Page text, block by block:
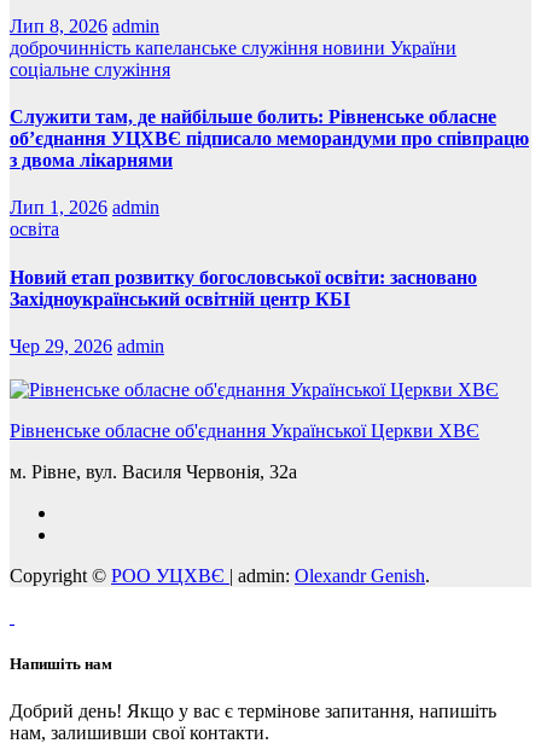
Лип 8, 2026 admin
доброчинність капеланське служіння новини України
соціальне служіння
Служити там, де найбільше болить: Рівненське обласне
об’єднання УЦХВЄ підписало меморандуми про співпрацю
з двома лікарнями
Лип 1, 2026 admin
освіта
Новий етап розвитку богословської освіти: засновано
Західноукраїнський освітній центр КБІ
Чер 29, 2026 admin
Рівненське обласне об'єднання Української Церкви ХВЄ
м. Рівне, вул. Василя Червонія, 32а
Copyright © РОО УЦХВЄ | admin: Olexandr Genish.
Напишіть нам
Добрий день! Якщо у вас є термінове запитання, напишіть
нам, залишивши свої контакти.